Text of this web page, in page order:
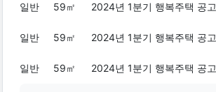
일반 59㎡ 2024년 1분기 행복주택 공고
일반 59㎡ 2024년 1분기 행복주택 공고
일반 59㎡ 2024년 1분기 행복주택 공고